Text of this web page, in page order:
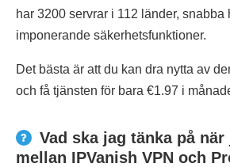
har 3200 servrar i 112 länder, snabba
imponerande säkerhetsfunktioner.
Det bästa är att du kan dra nytta av
och få tjänsten för bara €1.97 i
Vad ska jag tänka på
mellan IPVanish VPN och